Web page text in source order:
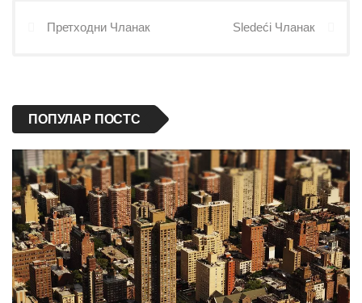
Претходни Чланак Sledeći Чланак
ПОПУЛАР ПОСТС